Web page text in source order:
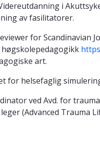
i
av fasilitatorer.
for Scandinavian
art.
for helsefaglig
ved Avd. for
(Advanced Trauma